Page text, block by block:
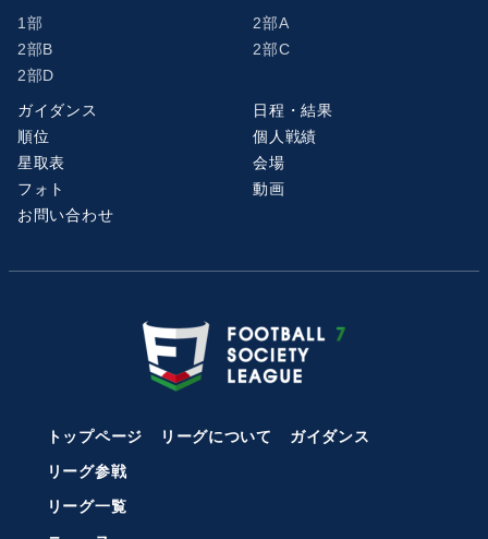
1部
2部A
2部B
2部C
2部D
ガイダンス
日程・結果
順位
個人戦績
星取表
会場
フォト
動画
お問い合わせ
トップページ リーグについて
ガイダンス
リーグ参戦
リーグ一覧